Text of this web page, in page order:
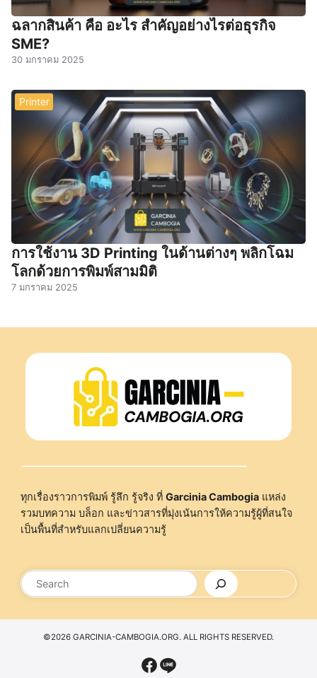
ฉลากสินค้า คือ อะไร สำคัญอย่างไรต่อธุรกิจ
SME?
30 มกราคม 2025
Printer
การใช้งาน 3D Printing ในด้านต่างๆ พลิกโฉม
โลกด้วยการพิมพ์สามมิติ
7 มกราคม 2025
ทุกเรื่องราวการพิมพ์ รู้ลึก รู้จริง ที่Garcinia Cambogia แหล่ง
รวมบทความ บล็อก และข่าวสารที่มุ่งเน้นการให้ความรู้ผู้ที่สนใจ
เป็นพื้นที่สำหรับแลกเปลี่ยนความรู้
ค้นหา
©2026 GARCINIA-CAMBOGIA.ORG. ALL RIGHTS RESERVED.